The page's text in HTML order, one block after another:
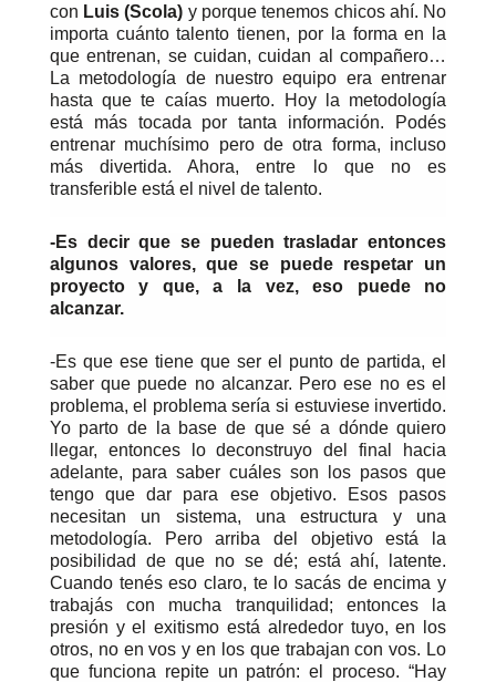
con Luis (Scola) y porque tenemos chicos ahí. No
importa cuánto talento tienen, por la forma en la
que entrenan, se cuidan, cuidan al compañero…
La metodología de nuestro equipo era entrenar
hasta que te caías muerto. Hoy la metodología
está más tocada por tanta información. Podés
entrenar muchísimo pero de otra forma, incluso
más divertida. Ahora, entre lo que no es
transferible está el nivel de talento.
-Es decir que se pueden trasladar entonces
algunos valores, que se puede respetar un
proyecto y que, a la vez, eso puede no
alcanzar.
-Es que ese tiene que ser el punto de partida, el
saber que puede no alcanzar. Pero ese no es el
problema, el problema sería si estuviese invertido.
Yo parto de la base de que sé a dónde quiero
llegar, entonces lo deconstruyo del final hacia
adelante, para saber cuáles son los pasos que
tengo que dar para ese objetivo. Esos pasos
necesitan un sistema, una estructura y una
metodología. Pero arriba del objetivo está la
posibilidad de que no se dé; está ahí, latente.
Cuando tenés eso claro, te lo sacás de encima y
trabajás con mucha tranquilidad; entonces la
presión y el exitismo está alrededor tuyo, en los
otros, no en vos y en los que trabajan con vos. Lo
que funciona repite un patrón: el proceso. “Hay